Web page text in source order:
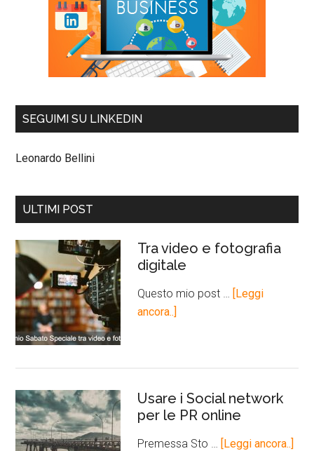
SEGUIMI SU LINKEDIN
Leonardo Bellini
ULTIMI POST
Tra video e fotografia
digitale
Questo mio post … [Leggi
ancora..]
Usare i Social network
per le PR online
Premessa Sto … [Leggi ancora..]